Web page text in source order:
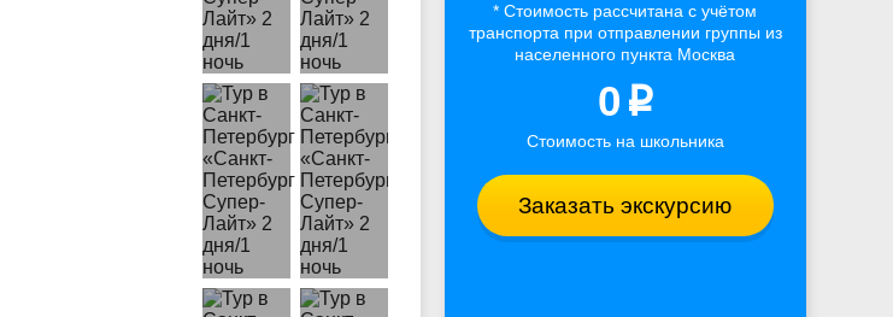
* Стоимость рассчитанас учётом
транспорта при отправлении группы из
населенного пункта Москва
0 p
Стоимость на школьника
Заказать экскурсию